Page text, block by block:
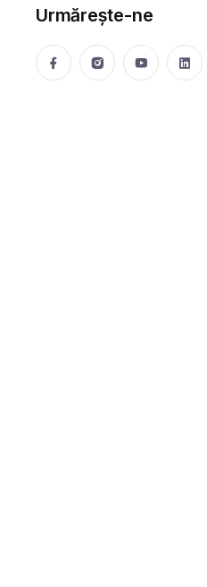
Urmărește-ne
Eleonora
publice
arendă
acest